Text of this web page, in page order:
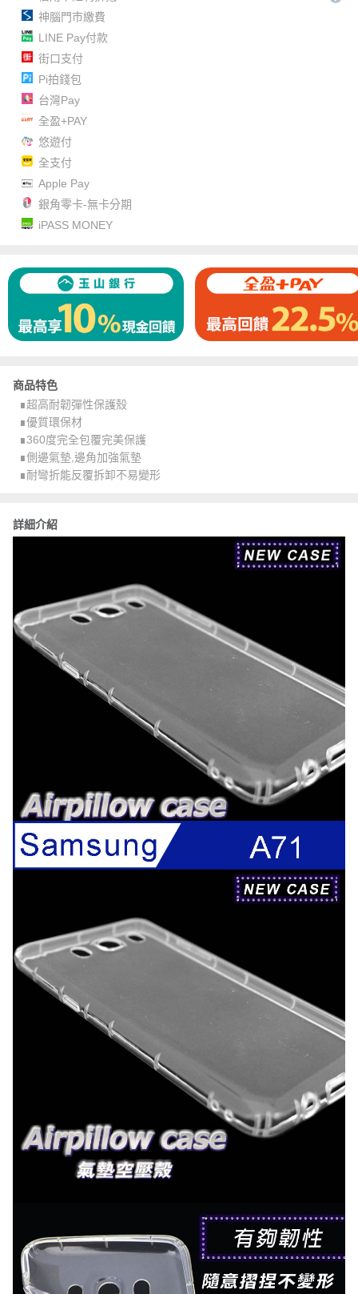
神腦門市繳費
LINE Pay付款
街口支付
Pi拍錢包
台灣Pay
全盈+PAY
悠遊付
全支付
Apple Pay
銀角零卡-無卡分期
iPASS MONEY
商品特色
∎超高耐韌彈性保護殼
∎優質環保材
∎360度完全包覆完美保護
∎側邊氣墊,邊角加強氣墊
∎耐彎折能反覆拆卸不易變形
詳細介紹